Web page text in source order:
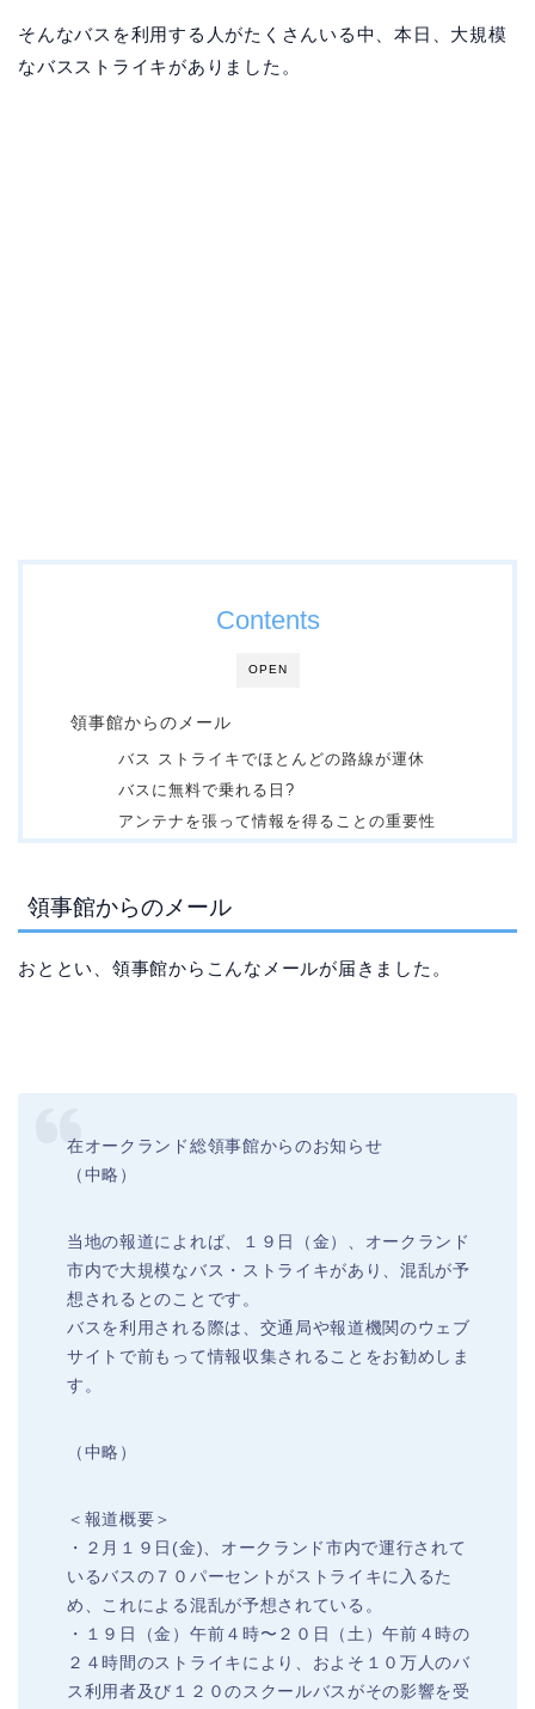
そんなバスを利用する人がたくさんいる中、本日、大規模
なバスストライキがありました。
OPEN
Contents
領事館からのメール
バス ストライキでほとんどの路線が運休
バスに無料で乗れる日?
アンテナを張って情報を得ることの重要性
領事館からのメール
おととい、領事館からこんなメールが届きました。
在オークランド総領事館からのお知らせ
（中略）
当地の報道によれば、１９日（金）、オークランド
市内で大規模なバス・ストライキがあり、混乱が予
想されるとのことです。
バスを利用される際は、交通局や報道機関のウェブ
サイトで前もって情報収集されることをお勧めしま
す。
（中略）
＜報道概要＞
・２月１９日(金)、オークランド市内で運行されて
いるバスの７０パーセントがストライキに入るた
め、これによる混乱が予想されている。
・１９日（金）午前４時〜２０日（土）午前４時の
２４時間のストライキにより、およそ１０万人のバ
ス利用者及び１２０のスクールバスがその影響を受